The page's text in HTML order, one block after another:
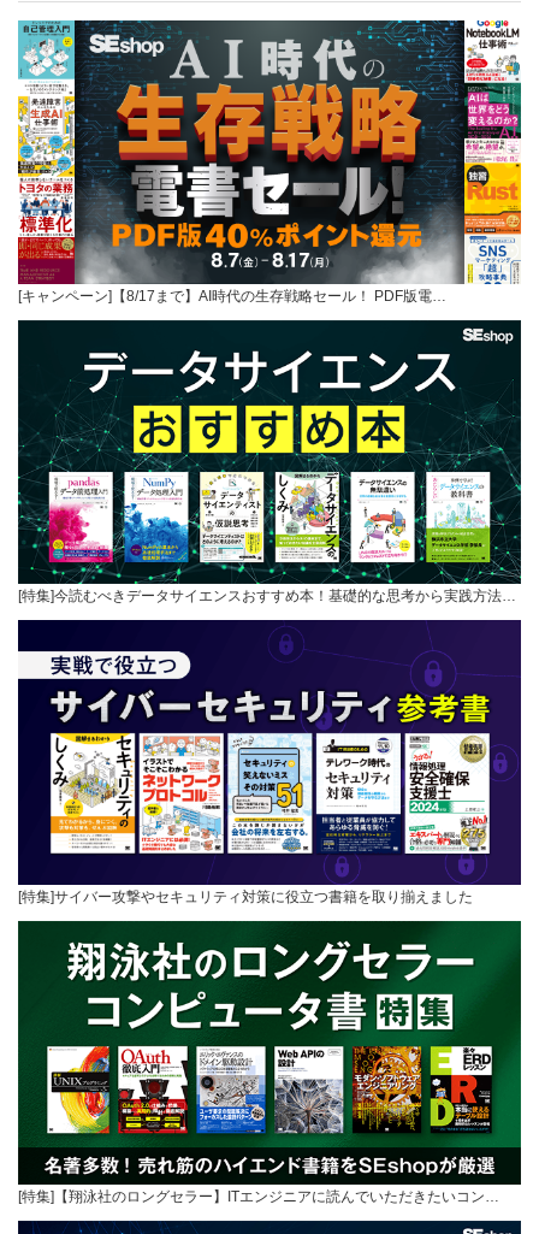
[キャンペーン]【8/17まで】AI時代の生存戦略セール！ PDF版電…
[特集]今読むべきデータサイエンスおすすめ本！基礎的な思考から実践方法…
[特集]サイバー攻撃やセキュリティ対策に役立つ書籍を取り揃えました
[特集]【翔泳社のロングセラー】ITエンジニアに読んでいただきたいコン…